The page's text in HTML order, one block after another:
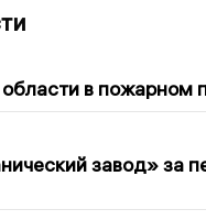
в пожарном
завод» за